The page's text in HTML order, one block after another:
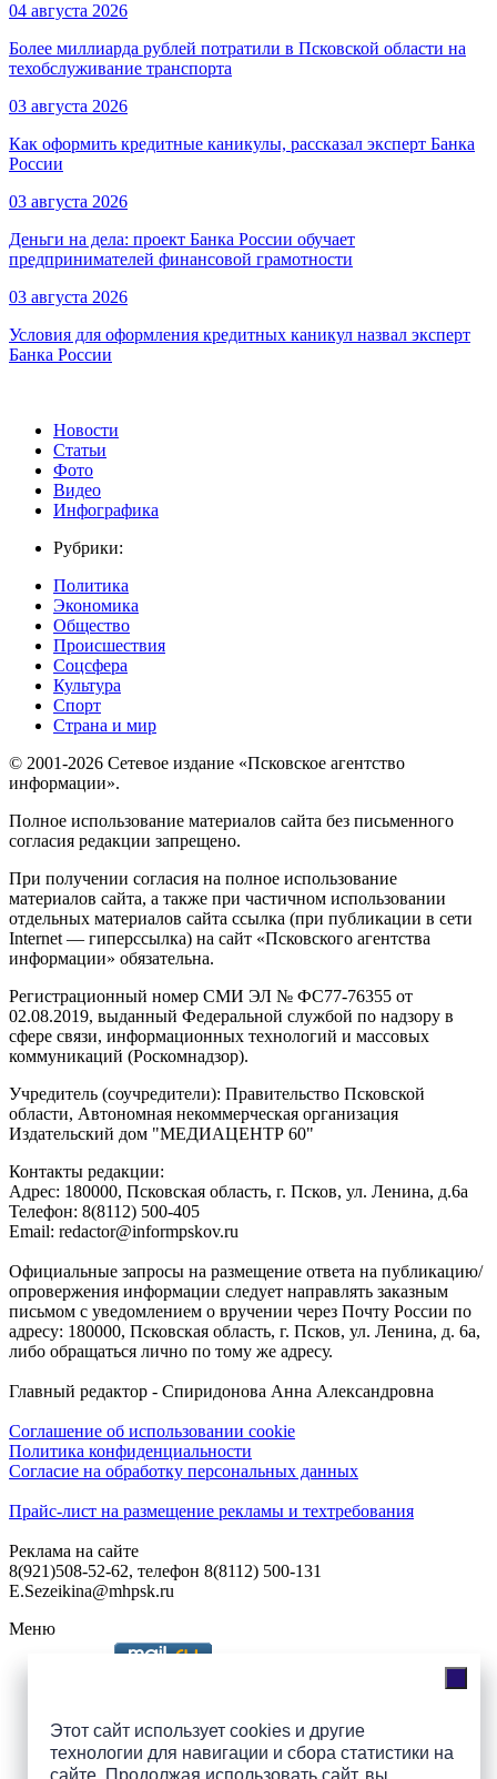
Этот сайт использует cookies и другие
технологии для навигации и сбора статистики на
сайте. Продолжая использовать сайт, вы
04 августа 2026
Более миллиарда рублей потратили в Псковской области на
техобслуживание транспорта
03 августа 2026
Как оформить кредитные каникулы, рассказал эксперт Банка
России
03 августа 2026
Деньги на дела: проект Банка России обучает
предпринимателей финансовой грамотности
03 августа 2026
Условия для оформления кредитных каникул назвал эксперт
Банка России
Новости
Статьи
Фото
Видео
Инфографика
Рубрики:
Политика
Экономика
Общество
Происшествия
Соцсфера
Культура
Спорт
Страна и мир
© 2001-2026 Сетевое издание «Псковское агентство
информации».
Полное использование материалов сайта без письменного
согласия редакции запрещено.
При получении согласия на полное использование
материалов сайта, а также при частичном использовании
отдельных материалов сайта ссылка (при публикации в сети
Internet — гиперссылка) на сайт «Псковского агентства
информации» обязательна.
Регистрационный номер СМИ ЭЛ № ФС77-76355 от
02.08.2019, выданный Федеральной службой по надзору в
сфере связи, информационных технологий и массовых
коммуникаций (Роскомнадзор).
Учредитель (соучредители): Правительство Псковской
области, Автономная некоммерческая организация
Издательский дом "МЕДИАЦЕНТР 60"
Контакты редакции:
Адреc: 180000, Псковская область, г. Псков, ул. Ленина, д.6а
Телефон: 8(8112) 500-405
Email: redactor@informpskov.ru
Официальные запросы на размещение ответа на публикацию/
опровержения информации следует направлять заказным
письмом с уведомлением о вручении через Почту России по
адресу: 180000, Псковская область, г. Псков, ул. Ленина, д. 6а,
либо обращаться лично по тому же адресу.
Главный редактор - Спиридонова Анна Александровна
Соглашение об использовании cookie
Политика конфиденциальности
Согласие на обработку персональных данных
Прайс-лист на размещение рекламы и техтребования
Реклама на сайте
8(921)508-52-62, телефон 8(8112) 500-131
E.Sezeikina@mhpsk.ru
Меню